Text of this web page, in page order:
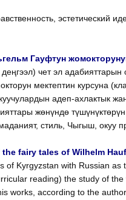
эстетический
Гауфтун
чет эл адабияттарын
мектептин курсуна
адеп-ахлактык
жөнүндө түшүнүктөрүн
стиль, Чыгыш, окуу
fairy tales of Wilhelm
of Kyrgyzstan with Russian as
reading) the study of
works, according to the